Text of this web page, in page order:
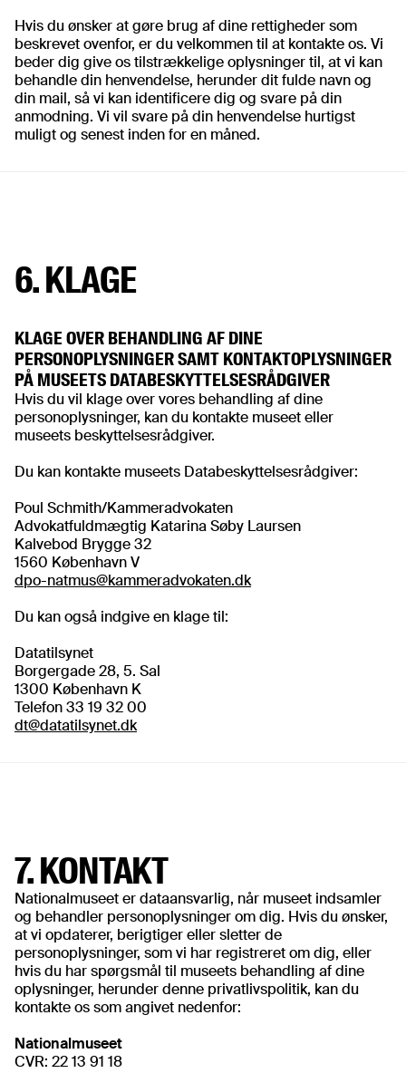
Hvis du ønsker at gøre brug af dine rettigheder som
beskrevet ovenfor, er du velkommen til at kontakte os. Vi
beder dig give os tilstrækkelige oplysninger til, at vi kan
behandle din henvendelse, herunder dit fulde navn og
din mail, så vi kan identificere dig og svare på din
anmodning. Vi vil svare på din henvendelse hurtigst
muligt og senest inden for en måned.
6. KLAGE
KLAGE OVER BEHANDLING AF DINE
PERSONOPLYSNINGER SAMT KONTAKTOPLYSNINGER
PÅ MUSEETS DATABESKYTTELSESRÅDGIVER
Hvis du vil klage over vores behandling af dine
personoplysninger, kan du kontakte museet eller
museets beskyttelsesrådgiver.
Du kan kontakte museets Databeskyttelsesrådgiver:
Poul Schmith/Kammeradvokaten
Advokatfuldmægtig Katarina Søby Laursen
Kalvebod Brygge 32
dpo-natmus@kammeradvokaten.dk
Du kan også indgive en klage til:
Datatilsynet
Borgergade 28, 5. Sal
1300 København K
dt@datatilsynet.dk
7. KONTAKT
Nationalmuseet er dataansvarlig, når museet indsamler
og behandler personoplysninger om dig. Hvis du ønsker,
at vi opdaterer, berigtiger eller sletter de
personoplysninger, som vi har registreret om dig, eller
hvis du har spørgsmål til museets behandling af dine
oplysninger, herunder denne privatlivspolitik, kan du
kontakte os som angivet nedenfor:
Nationalmuseet
CVR: 22 13 91 18